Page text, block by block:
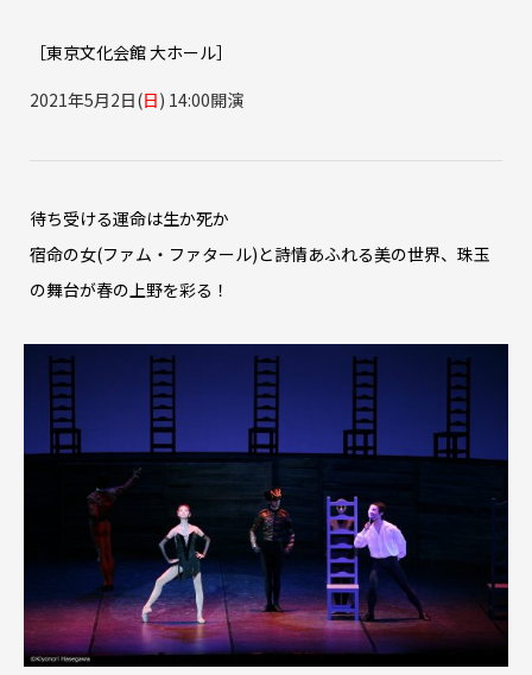
［東京文化会館 大ホール］
2021年5月2日(日) 14:00開演
待ち受ける運命は生か死か
宿命の女(ファム・ファタール)と詩情あふれる美の世界、珠玉
の舞台が春の上野を彩る！